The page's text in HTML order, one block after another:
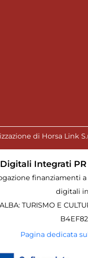
di Horsa Link
Integrati PR
Erogazione
digitali
TURISMO E
Pagina dedicata